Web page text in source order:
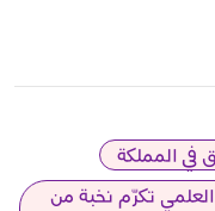
في المملكة
العلمي تكرّم نخبة من